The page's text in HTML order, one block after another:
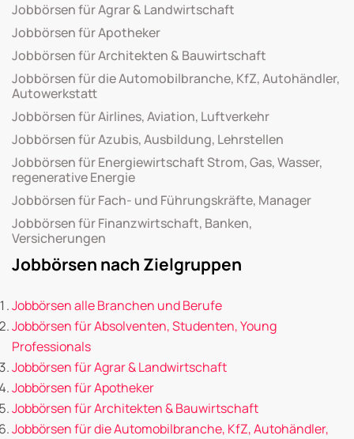
Jobbörsen für Agrar & Landwirtschaft
Jobbörsen für Apotheker
Jobbörsen für Architekten & Bauwirtschaft
Jobbörsen für die Automobilbranche, KfZ, Autohändler,
Autowerkstatt
Jobbörsen für Airlines, Aviation, Luftverkehr
Jobbörsen für Azubis, Ausbildung, Lehrstellen
Jobbörsen für Energiewirtschaft Strom, Gas, Wasser,
regenerative Energie
Jobbörsen für Fach- und Führungskräfte, Manager
Jobbörsen für Finanzwirtschaft, Banken,
Versicherungen
Jobbörsen nach Zielgruppen
Jobbörsen alle Branchen und Berufe
Jobbörsen für Absolventen, Studenten, Young
Professionals
Jobbörsen für Agrar & Landwirtschaft
Jobbörsen für Apotheker
Jobbörsen für Architekten & Bauwirtschaft
Jobbörsen für die Automobilbranche, KfZ, Autohändler,